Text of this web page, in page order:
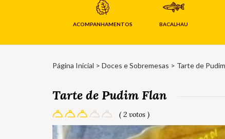
ACOMPANHAMENTOS BACALHAU
Página Inicial > Doces e Sobremesas > Tarte de
Tarte de Pudim Flan
( 2 votos )